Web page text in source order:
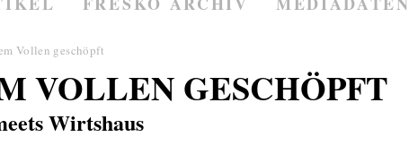
Vollen geschöpft
VOLLEN GESCHÖPFT
Wirtshaus